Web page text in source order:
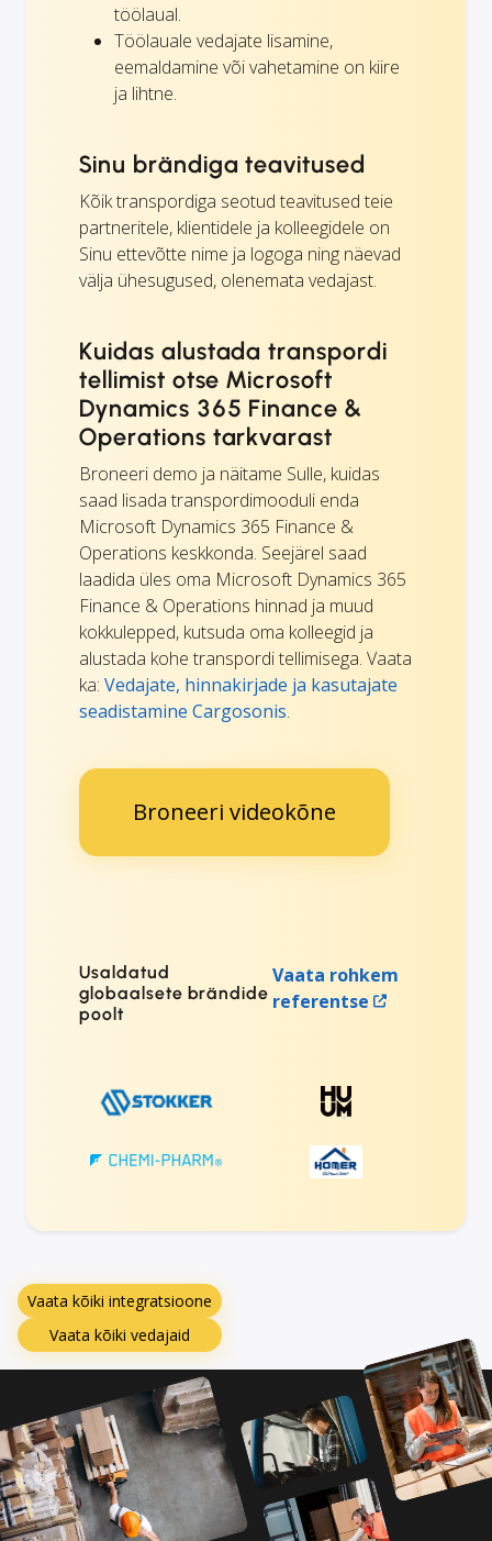
töölaual.
Töölauale vedajate lisamine,
eemaldamine või vahetamine on kiire
ja lihtne.
Sinu brändiga teavitused
Kõik transpordiga seotud teavitused teie
partneritele, klientidele ja kolleegidele on
Sinu ettevõtte nime ja logoga ning näevad
välja ühesugused, olenemata vedajast.
Kuidas alustada transpordi
tellimist otse Microsoft
Dynamics 365 Finance &
Operations tarkvarast
Broneeri demo ja näitame Sulle, kuidas
saad lisada transpordimooduli enda
Microsoft Dynamics 365 Finance &
Operations keskkonda. Seejärel saad
laadida üles oma Microsoft Dynamics 365
Finance & Operations hinnad ja muud
kokkulepped, kutsuda oma kolleegid ja
alustada kohe transpordi tellimisega. Vaata
ka: Vedajate, hinnakirjade ja kasutajate
seadistamine Cargosonis.
Broneeri videokõne
Usaldatud
globaalsete brändide
poolt
Vaata rohkem
referentse
Vaata kõiki integratsioone
Vaata kõiki vedajaid